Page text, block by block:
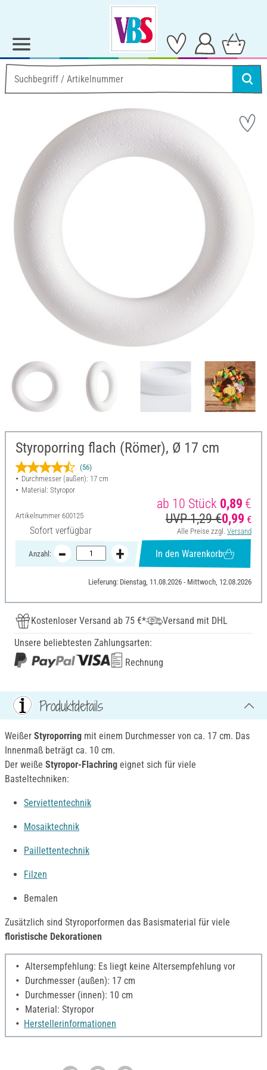
Styroporring flach (Römer), Ø 17 cm
(56)
Durchmesser (außen): 17 cm
Material: Styropor
Artikelnummer 600125
Sofort verfügbar
ab 10 Stück 0,89 €
UVP 1,29 €0,99 €
Alle Preise zzgl. Versand
Anzahl: In den Warenkorb
Lieferung: Dienstag, 11.08.2026 - Mittwoch, 12.08.2026
Kostenloser Versand ab 75 €*
Versand mit DHL
Unsere beliebtesten Zahlungsarten:
Rechnung
Produktdetails
Weißer Styroporring mit einem Durchmesser von ca. 17 cm. Das
Innenmaß beträgt ca. 10 cm.
Der weiße Styropor-Flachring eignet sich für viele
Basteltechniken:
Serviettentechnik
Mosaiktechnik
Paillettentechnik
Filzen
Bemalen
Zusätzlich sind Styroporformen das Basismaterial für viele
floristische Dekorationen
Altersempfehlung: Es liegt keine Altersempfehlung vor
Durchmesser (außen): 17 cm
Durchmesser (innen): 10 cm
Material: Styropor
Herstellerinformationen